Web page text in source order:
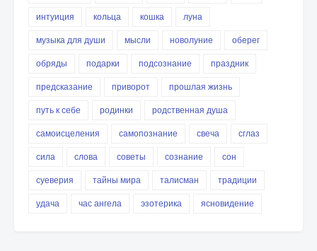
интуиция
кольца кошка
луна
музыка для души
мысли новолуние
оберег
обряды
подарки подсознание
праздник
предсказание
приворот
прошлая жизнь
путь к себе
родинки
родственная душа
самоисцеления
самопознание свеча
сглаз
сила
слова советы сознание
сон
суеверия
тайны мира талисман
традиции
удача
час ангела эзотерика ясновидение